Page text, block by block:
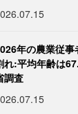
年の農業従事
れ:平均年齢は
調査